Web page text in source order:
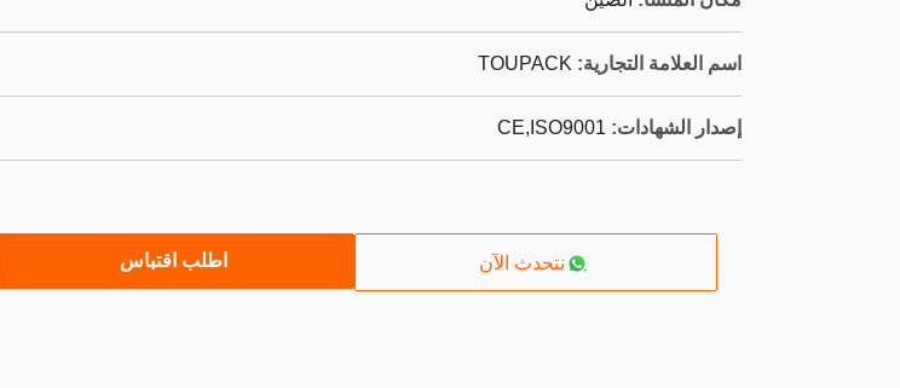
اسم العلامة التجارية: TOUPACK
إصدار الشهادات: CE,ISO9001
نتحدث الآن اطلب اقتباس